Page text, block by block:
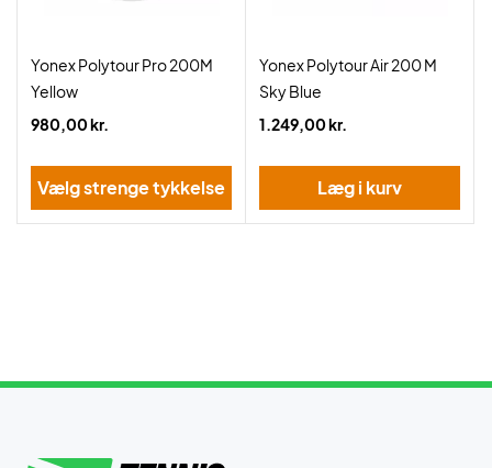
Yonex Polytour Pro 200M
Yellow
980,00 kr.
Vælg strenge tykkelse
Yonex Polytour Air 200 M
Sky Blue
1.249,00 kr.
Læg i kurv